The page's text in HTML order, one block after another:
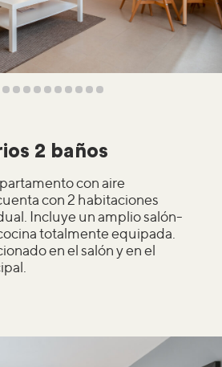
2 baños
con aire
con 2 habitaciones
Incluye un amplio salón-
totalmente equipada.
en el salón y en el